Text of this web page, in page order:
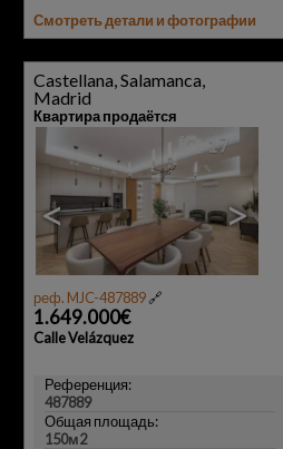
Смотреть детали и фотографии
Castellana, Salamanca,
Madrid
Квартира продаётся
< >
17
реф. MJC-487889🔗
1.649.000€
Calle Velázquez
Референция:
487889
Общая площадь:
150м2